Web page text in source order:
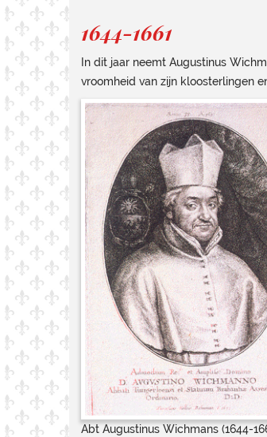
1644-1661
In dit jaar neemt Augustinus
vroomheid van zijn kloosterlingen
Abt Augustinus Wichmans (1644-